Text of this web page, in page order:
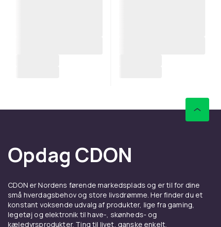
Opdag CDON
CDON er Nordens førende markedsplads og er til for dine
små hverdagsbehov og store livsdrømme. Her finder du et
konstant voksende udvalg af produkter, lige fra gaming,
legetøj og elektronik til have-, skønheds- og
kæledyrsprodukter. Ting til livet, ganske enkelt.